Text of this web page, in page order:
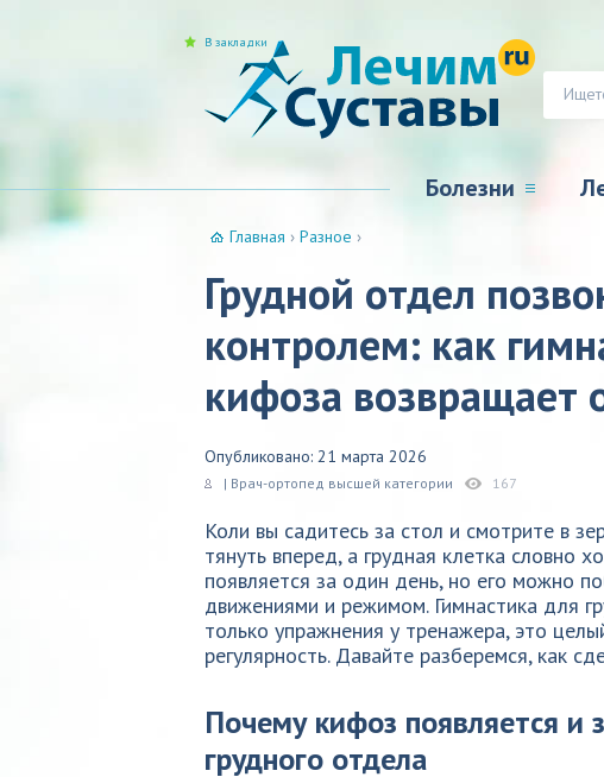
Болезни
В закладки
Главная › Разное ›
Грудной отдел
контролем: как
кифоза возвращает
Опубликовано: 21 марта 2026
| Врач-ортопед высшей категории 167
Коли вы садитесь за стол и смотрите в
тянуть вперед, а грудная клетка словно
появляется за один день, но его можно
движениями и режимом. Гимнастика для
только упражнения у тренажера, это
регулярность. Давайте разберемся, как
Почему кифоз появляется и
грудного отдела